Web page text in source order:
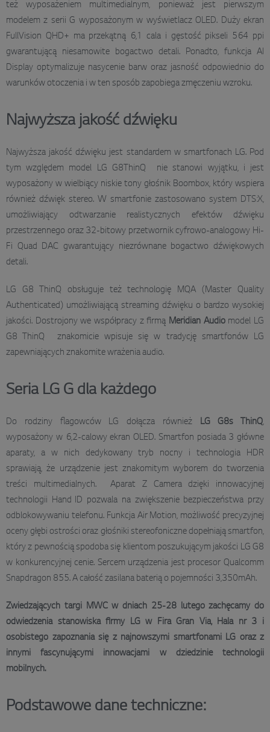
też wyposażeniem multimedialnym, ponieważ jest pierwszym
modelem z serii G wyposażonym w wyświetlacz OLED. Duży ekran
FullVision QHD+ ma przekątną 6,1 cala i gęstość pikseli 564 ppi
gwarantującą niesamowite bogactwo detali. Ponadto, funkcja AI
Display optymalizuje nasycenie barw oraz jasność odpowiednio do
warunków otoczenia i w ten sposób zapobiega zmęczeniu wzroku.
Najwyższa jakość dźwięku
Najwyższa jakość dźwięku jest standardem w smartfonach LG. Pod
tym względem model LG G8ThinQ nie stanowi wyjątku, i jest
wyposażony w wielbiący niskie tony głośnik Boombox, który wspiera
również dźwięk stereo. W smartfonie zastosowano system DTS:X,
umożliwiający odtwarzanie realistycznych efektów dźwięku
przestrzennego oraz 32-bitowy przetwornik cyfrowo-analogowy Hi-
Fi Quad DAC gwarantujący niezrównane bogactwo dźwiękowych
detali.
LG G8 ThinQ obsługuje też technologię MQA (Master Quality
Authenticated) umożliwiającą streaming dźwięku o bardzo wysokiej
jakości. Dostrojony we współpracy z firmą Meridian Audiomodel LG
G8 ThinQ znakomicie wpisuje się w tradycję smartfonów LG
zapewniających znakomite wrażenia audio.
Seria LG G dla każdego
Do rodziny flagowców LG dołącza równieżLG G8s ThinQ,
wyposażony w 6,2-calowy ekran OLED. Smartfon posiada 3 główne
aparaty, a w nich dedykowany tryb nocny i technologia HDR
sprawiają, że urządzenie jest znakomitym wyborem do tworzenia
treści multimedialnych. Aparat Z Camera dzięki innowacyjnej
technologii Hand ID pozwala na zwiększenie bezpieczeństwa przy
odblokowywaniu telefonu. Funkcja Air Motion, możliwość precyzyjnej
oceny głębi ostrości oraz głośniki stereofoniczne dopełniają smartfon,
który z pewnością spodoba się klientom poszukującym jakości LG G8
w konkurencyjnej cenie. Sercem urządzenia jest procesor Qualcomm
Snapdragon 855. A całość zasilana baterią o pojemności 3,350mAh.
Zwiedzających targi MWC w dniach 25-28 lutego zachęcamy do
odwiedzenia stanowiska firmy LG w Fira Gran Via, Hala nr 3 i
osobistego zapoznania się z najnowszymi smartfonami LG oraz z
innymi fascynującymi innowacjami w dziedzinie technologii
mobilnych.
Podstawowe dane techniczne: